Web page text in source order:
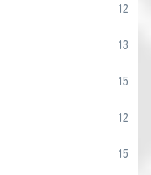
12
13
15
12
15